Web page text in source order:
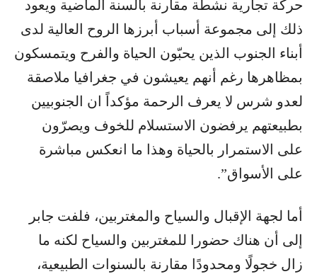
حركة تجارية نشطة مقارنة بالسنة الماضية ويعود
ذلك إلى مجموعة أسباب أبرزها الروح العالية لدى
أبناء الجنوب الذين يحبّون الحياة والفرح ويتمسكون
بمظاهرها رغم أنهم يعيشون في جغرافيا ملاصقة
لعدو شرس لا يعرف الرحمة مؤكداً ان الجنوبيين
بطبيعتهم يرفضون الاستسلام للخوف ويصرّون
على الاستمرار بالحياة وهذا ما انعكس مباشرة
على الأسواق”.
أما لجهة الإقبال والسياح والمغتربين، فلفت جابر
إلى أن هناك حضورا للمغتربين والسياح لكنه ما
زال خجولًا ومحدودًا مقارنة بالسنوات الطبيعية،